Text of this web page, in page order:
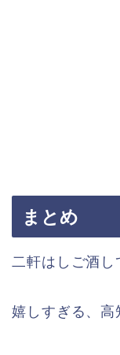
まとめ
二軒はしご酒し
嬉しすぎる、高